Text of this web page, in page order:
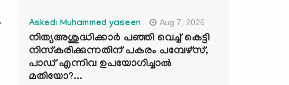
Asked: Muhammed yaseen Aug 7, 2026
നിത്യഅശുദ്ധിക്കാർ പഞ്ഞി വെച്ച് കെട്ടി
നിസ്കരിക്കുന്നതിന് പകരം പമ്പേഴ്സ്,
പാഡ് എന്നിവ ഉപയോഗിച്ചാൽ
മതിയോ?...